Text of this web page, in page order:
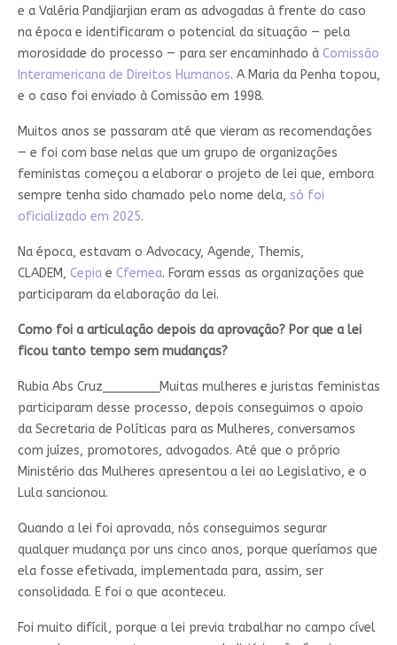
e a Valéria Pandjiarjian eram as advogadas à frente do caso
na época e identificaram o potencial da situação — pela
morosidade do processo — para ser encaminhado à Comissão
Interamericana de Direitos Humanos. A Maria da Penha topou,
e o caso foi enviado à Comissão em 1998.
Muitos anos se passaram até que vieram as recomendações
— e foi com base nelas que um grupo de organizações
feministas começou a elaborar o projeto de lei que, embora
sempre tenha sido chamado pelo nome dela, só foi
oficializado em 2025.
Na época, estavam o Advocacy, Agende, Themis,
CLADEM, Cepia e Cfemea. Foram essas as organizações que
participaram da elaboração da lei.
Como foi a articulação depois da aprovação? Por que a lei
ficou tanto tempo sem mudanças?
Rubia Abs Cruz________
Muitas mulheres e juristas feministas
participaram desse processo, depois conseguimos o apoio
da Secretaria de Políticas para as Mulheres, conversamos
com juízes, promotores, advogados. Até que o próprio
Ministério das Mulheres apresentou a lei ao Legislativo, e o
Lula sancionou.
Quando a lei foi aprovada, nós conseguimos segurar
qualquer mudança por uns cinco anos, porque queríamos que
ela fosse efetivada, implementada para, assim, ser
consolidada. E foi o que aconteceu.
Foi muito difícil, porque a lei previa trabalhar no campo cível